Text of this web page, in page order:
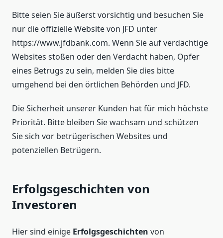
Bitte seien Sie äußerst vorsichtig und besuchen Sie
nur die offizielle Website von JFD unter
https://www.jfdbank.com. Wenn Sie auf verdächtige
Websites stoßen oder den Verdacht haben, Opfer
eines Betrugs zu sein, melden Sie dies bitte
umgehend bei den örtlichen Behörden und JFD.
Die Sicherheit unserer Kunden hat für mich höchste
Priorität. Bitte bleiben Sie wachsam und schützen
Sie sich vor betrügerischen Websites und
potenziellen Betrügern.
Erfolgsgeschichten von
Investoren
Hier sind einige Erfolgsgeschichten von